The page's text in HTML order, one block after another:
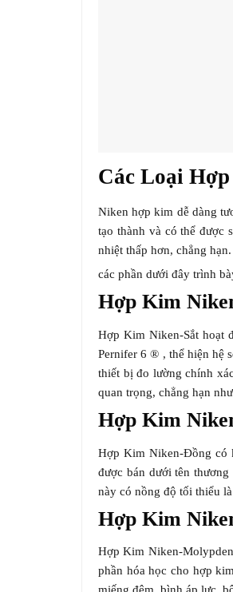
Các Loại
Niken hợp kim dễ dàng
tạo thành và có thể được
nhiệt thấp hơn, chẳng hạn.
các phần dưới đây trình
Hợp Kim
Hợp Kim Niken-Sắt hoạt
Pernifer 6 ® , thể hiện hệ
thiết bị đo lường chính
quan trọng, chẳng hạn
Hợp Kim
Hợp Kim Niken-Đồng có
được bán dưới tên
này có nồng độ tối thiểu
Hợp Kim
Hợp Kim Niken-
phần hóa học cho hợp